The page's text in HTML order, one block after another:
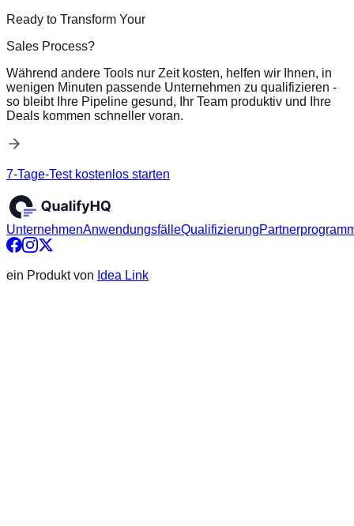
Ready to Transform Your
Sales Process?
Während andere Tools nur Zeit kosten, helfen wir Ihnen, in
wenigen Minuten passende Unternehmen zu qualifizieren -
so bleibt Ihre Pipeline gesund, Ihr Team produktiv und Ihre
Deals kommen schneller voran.
7-Tage-Test kostenlos starten
UnternehmenAnwendungsfälleQualifizierung
ein Produkt von Idea Link